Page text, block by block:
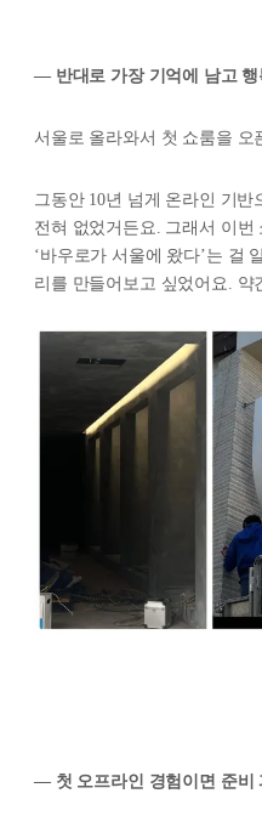
— 반대로 가장 기억에 남고 행
서울로 올라와서 첫 쇼룸을 오
그동안 10년 넘게 온라인 기
전혀 없었거든요. 그래서 이
‘바우로가 서울에 왔다’는 걸
리를 만들어보고 싶었어요. 약
— 첫 오프라인 경험이면 준비